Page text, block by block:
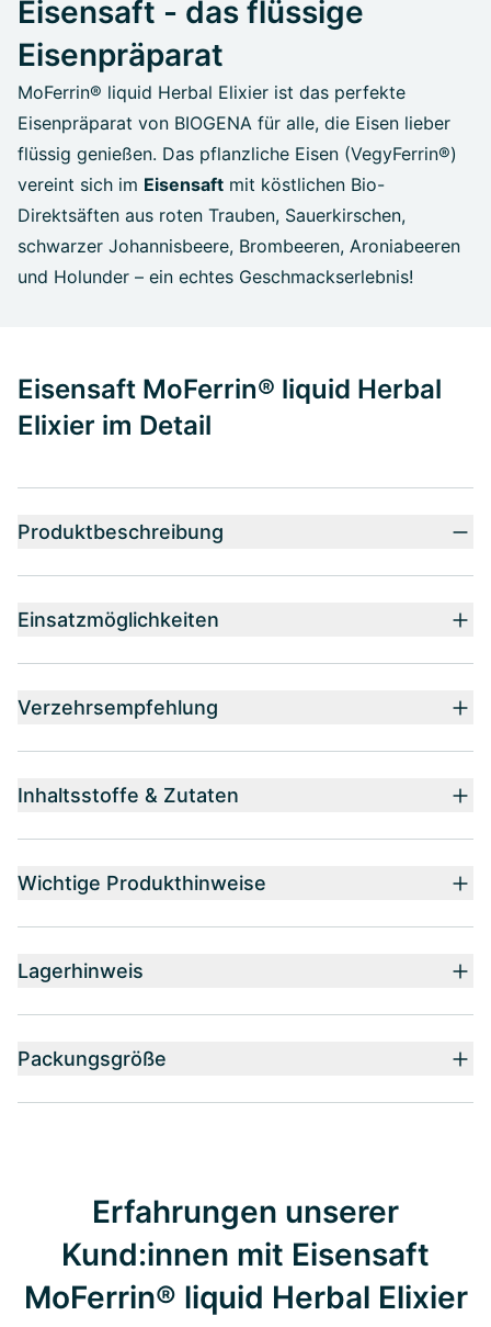
Eisensaft - das flüssige
Eisenpräparat
MoFerrin® liquid Herbal Elixier ist das perfekte
Eisenpräparat von BIOGENA für alle, die Eisen lieber
flüssig genießen. Das pflanzliche Eisen (VegyFerrin®)
vereint sich im Eisensaft mit köstlichen Bio-
Direktsäften aus roten Trauben, Sauerkirschen,
schwarzer Johannisbeere, Brombeeren, Aroniabeeren
und Holunder – ein echtes Geschmackserlebnis!
Eisensaft MoFerrin® liquid Herbal
Elixier im Detail
Produktbeschreibung
Einsatzmöglichkeiten
Verzehrsempfehlung
Inhaltsstoffe & Zutaten
Wichtige Produkthinweise
Lagerhinweis
Packungsgröße
Erfahrungen unserer
Kund:innen mit Eisensaft
MoFerrin® liquid Herbal Elixier